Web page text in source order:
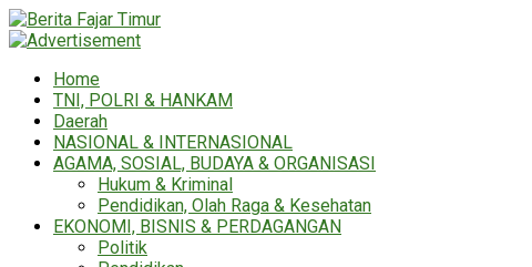
Home
TNI, POLRI & HANKAM
Daerah
NASIONAL & INTERNASIONAL
AGAMA, SOSIAL, BUDAYA & ORGANISASI
Hukum & Kriminal
Pendidikan, Olah Raga & Kesehatan
EKONOMI, BISNIS & PERDAGANGAN
Politik